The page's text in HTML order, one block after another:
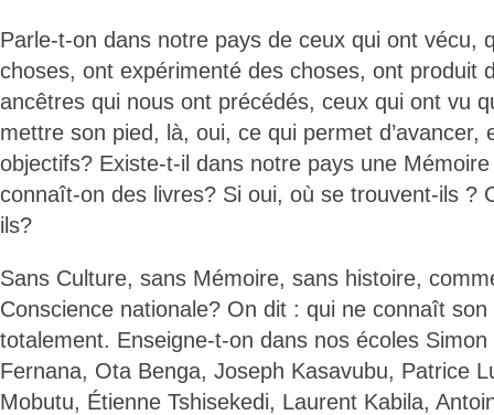
Parle-t-on dans notre pays de ceux qui ont vécu,
choses, ont expérimenté des choses, ont produit
ancêtres qui nous ont précédés, ceux qui ont vu
mettre son pied, là, oui, ce qui permet d’avancer,
objectifs? Existe-t-il dans notre pays une
connaît-on des livres? Si oui, où se trouvent-ils ?
ils?
Sans Culture, sans Mémoire, sans histoire,
Conscience nationale? On dit : qui ne connaît
totalement. Enseigne-t-on dans nos écoles
Fernana, Ota Benga, Joseph Kasavubu, Patrice
Mobutu, Étienne Tshisekedi, Laurent Kabila,